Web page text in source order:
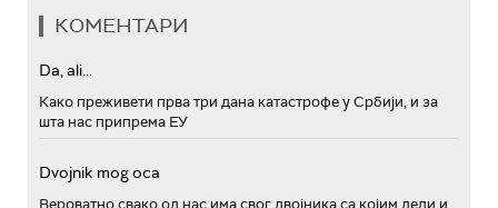
КОМЕНТАРИ
Da, ali...
Како преживети прва три дана катастрофе у Србији, и за
шта нас припрема ЕУ
Dvojnik mog oca
Вероватно свако од нас има свог двојника са којим дели и